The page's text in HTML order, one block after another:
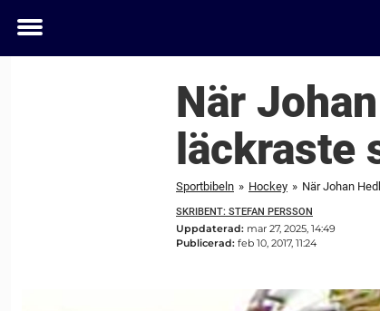
Toggle
När
läckraste
Sportbibeln » Hockey » När Johan
SKRIBENT: STEFAN PERSSON
Uppdaterad: mar 27, 2025, 14:49
Publicerad: feb 10, 2017, 11:24